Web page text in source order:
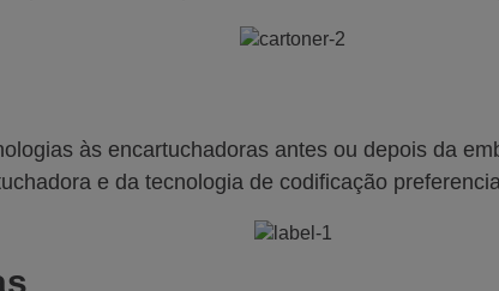
às encartuchadoras antes ou depois da
e da tecnologia de codificação